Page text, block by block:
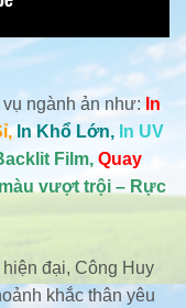
vụ ngành ản như:In
In Khổ Lớn, In UV
Film, Quay
vượt trội – Rực
đại, Công Huy
khắc thân yêu